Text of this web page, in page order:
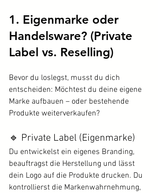
1. Eigenmarke oder
Handelsware? (Private
Label vs. Reselling)
Bevor du loslegst, musst du dich
entscheiden: Möchtest du deine eigene
Marke aufbauen – oder bestehende
Produkte weiterverkaufen?
🔹 Private Label (Eigenmarke)
Du entwickelst ein eigenes Branding,
beauftragst die Herstellung und lässt
dein Logo auf die Produkte drucken. Du
kontrollierst die Markenwahrnehmung,